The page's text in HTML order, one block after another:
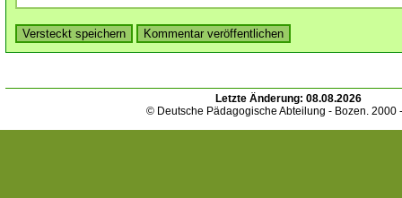
Letzte Änderung: 08.08.2026
© Deutsche Pädagogische Abteilung - Bozen. 2000